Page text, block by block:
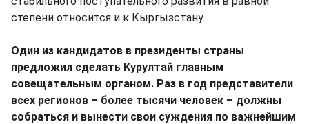
степени относится и к Кыргызстану.
Один из кандидатов в президенты страны
предложил сделать Курултай главным
совещательным органом. Раз в год представители
всех регионов – более тысячи человек – должны
собраться и вынести свои суждения по важнейшим